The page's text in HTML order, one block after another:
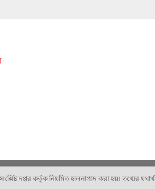
দপ্তর কর্তৃক নিয়মিত হালনাগাদ করা হয়। তথ্যের